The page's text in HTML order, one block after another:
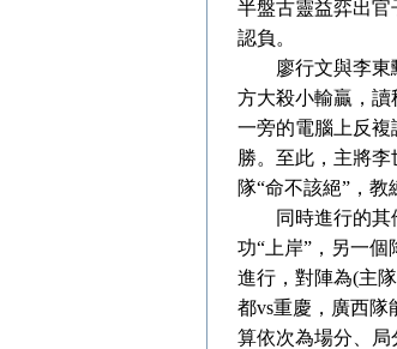
半盤古靈益弈出
認負。
廖行文與李東勳
方大殺小輸贏，
一旁的電腦上反複
勝。至此，主將
隊“命不該絕”，
同時進行的其他
功“上岸”，另一
進行，對陣為(主
都vs重慶，廣西
算依次為場分、局